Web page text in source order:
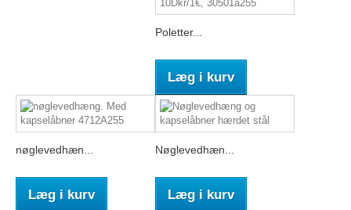
Poletter...
Læg i kurv
nøglevedhæn...
Læg i kurv
Nøglevedhæn...
Læg i kurv